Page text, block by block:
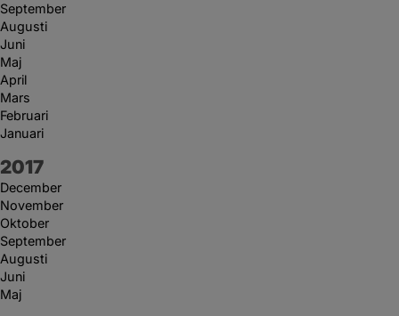
September
Augusti
Juni
Maj
April
Mars
Februari
Januari
År:
2017
December
November
Oktober
September
Augusti
Juni
Maj